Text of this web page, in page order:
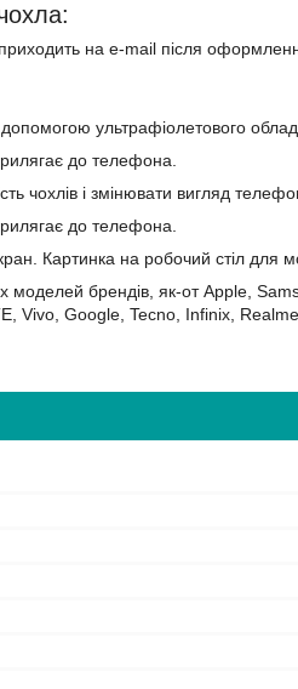
на e-mail після
ультрафіолетового
до телефона.
чохлів і змінювати вигляд
до телефона.
Картинка на робочий стіл
моделей брендів, як-от Apple,
Vivo, Google, Tecno, Infinix,